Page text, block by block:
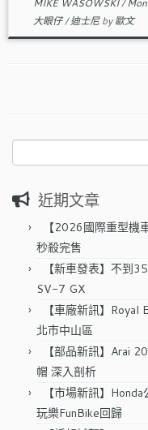
MIKE WASOWSKI/
大眼仔/迪士尼by歐文
尋
鍵
近期文章
【2026國際重型
秒殺完售
【新車發表】不到
SV-7 GX
【車廠新訊】
北市中山區
【部品新訊】Arai
帽 深入剖析
【市場新訊】
玩樂FunBike回歸